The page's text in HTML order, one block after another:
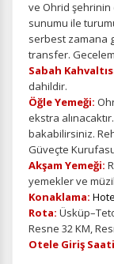
ve Ohrid
sunumu ile
serbest zamana
transfer.
Sabah
dahildir.
Öğle Yemeği:
ekstra
bakabilirsiniz.
Güveçte
Akşam Yemeği:
yemekler ve
Konaklama:
Rota:
Resne 32 KM,
Otele Giriş Saati